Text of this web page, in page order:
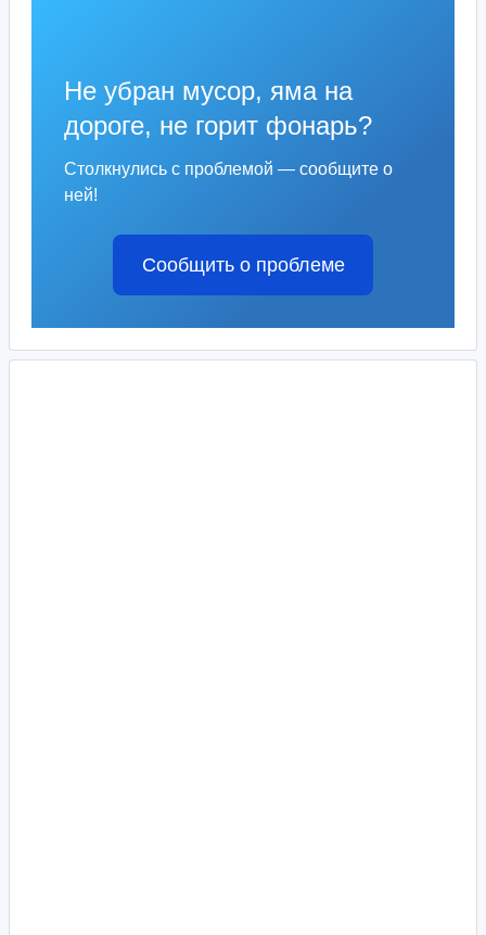
Не убран мусор, яма на
дороге, не горит фонарь?
Столкнулись с проблемой — сообщите о
ней!
Сообщить о проблеме